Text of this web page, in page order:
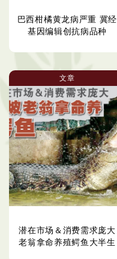
巴西柑橘黄龙病严重 冀经
基因编辑创抗病品种
文章
潜在市场＆消费需求庞大
老翁拿命养殖鳄鱼大半生